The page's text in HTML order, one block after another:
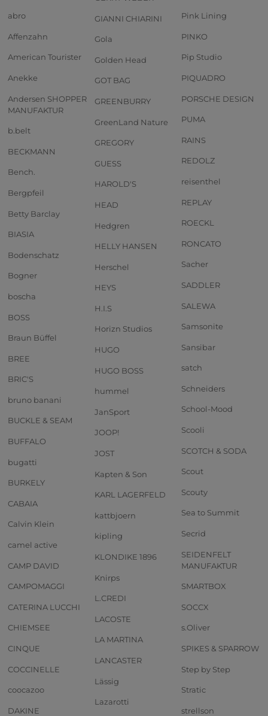
abro
Affenzahn
American Tourister
Anekke
Andersen SHOPPER
MANUFAKTUR
b.belt
BECKMANN
Bench.
Bergpfeil
Betty Barclay
BIASIA
Bodenschatz
Bogner
boscha
BOSS
Braun Büffel
BREE
BRIC'S
bruno banani
BUCKLE & SEAM
BUFFALO
bugatti
BURKELY
CABAIA
Calvin Klein
camel active
CAMP DAVID
CAMPOMAGGI
CATERINA LUCCHI
CHIEMSEE
CINQUE
COCCINELLE
coocazoo
DAKINE
GIANNI CHIARINI
Gola
Golden Head
GOT BAG
GREENBURRY
GreenLand Nature
GREGORY
GUESS
HAROLD'S
HEAD
Hedgren
HELLY HANSEN
Herschel
HEYS
H.I.S
Horizn Studios
HUGO
HUGO BOSS
hummel
JanSport
JOOP!
JOST
Kapten & Son
KARL LAGERFELD
kattbjoern
kipling
KLONDIKE 1896
Knirps
L.CREDI
LACOSTE
LA MARTINA
LANCASTER
Lässig
Lazarotti
Pink Lining
PINKO
Pip Studio
PIQUADRO
PORSCHE DESIGN
PUMA
RAINS
REDOLZ
reisenthel
REPLAY
ROECKL
RONCATO
Sacher
SADDLER
SALEWA
Samsonite
Sansibar
satch
Schneiders
School-Mood
Scooli
SCOTCH & SODA
Scout
Scouty
Sea to Summit
Secrid
SEIDENFELT
MANUFAKTUR
SMARTBOX
SOCCX
s.Oliver
SPIKES & SPARROW
Step by Step
Stratic
strellson